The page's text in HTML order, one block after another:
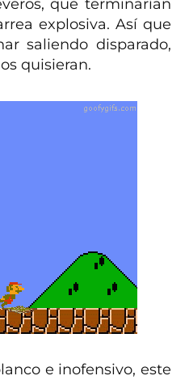
que terminarían
explosiva. Así que
saliendo disparado,
quisieran.
e inofensivo, este